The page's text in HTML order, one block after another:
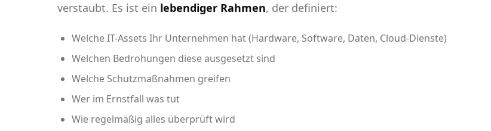
verstaubt. Es ist ein lebendiger Rahmen, der definiert:
Welche IT-Assets Ihr Unternehmen hat (Hardware, Software, Daten, Cloud-Dienste)
Welchen Bedrohungen diese ausgesetzt sind
Welche Schutzmaßnahmen greifen
Wer im Ernstfall was tut
Wie regelmäßig alles überprüft wird